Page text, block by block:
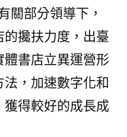
關部分領導下，
攙扶力度，出臺
書店立異運營形
，加速數字化和
得較好的成長成